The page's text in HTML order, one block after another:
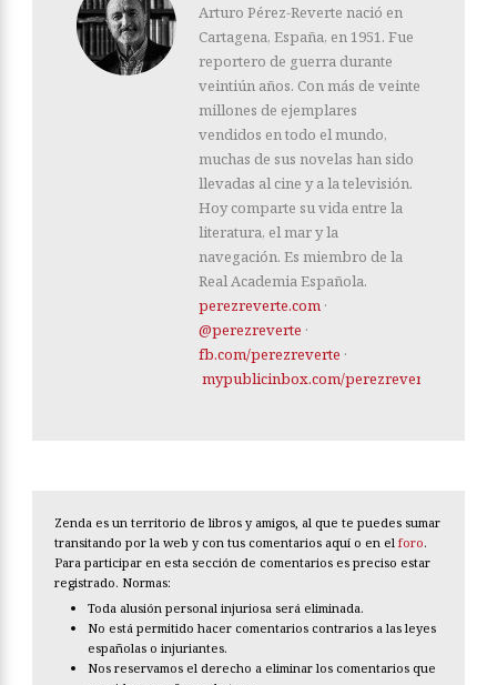
Arturo Pérez-Reverte nació en
Cartagena, España, en 1951. Fue
reportero de guerra durante
veintiún años. Con más de veinte
millones de ejemplares
vendidos en todo el mundo,
muchas de sus novelas han sido
llevadas al cine y a la televisión.
Hoy comparte su vida entre la
literatura, el mar y la
navegación. Es miembro de la
Real Academia Española.
perezreverte.com ·
@perezreverte ·
fb.com/perezreverte ·
mypublicinbox.com/perezreverte
Zenda es un territorio de libros y amigos, al que te puedes sumar
transitando por la web y con tus comentarios aquí o en el foro.
Para participar en esta sección de comentarios es preciso estar
registrado. Normas:
Toda alusión personal injuriosa será eliminada.
No está permitido hacer comentarios contrarios a las leyes
españolas o injuriantes.
Nos reservamos el derecho a eliminar los comentarios que